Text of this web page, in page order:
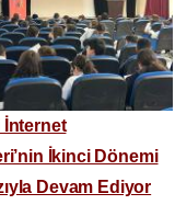
İnternet
İkinci Dönemi
Devam Ediyor